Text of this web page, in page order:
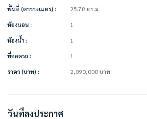
• ผ้าม่าน
• โซฟา
• โต๊ะทำงาน + เก้าอี้
• เคาน์เตอร์ครัว
สิ่งอำนวยความสะดวกในโครงการ
• English Garden
• Football Table
• Stream
พื้นที่ (ตารางเมตร) :
25.78 ตร.ม.
ห้องนอน :
1
ห้องน้ำ :
1
ที่จอดรถ :
1
ราคา (บาท) :
2,090,000บาท
วันที่ลงประกาศ